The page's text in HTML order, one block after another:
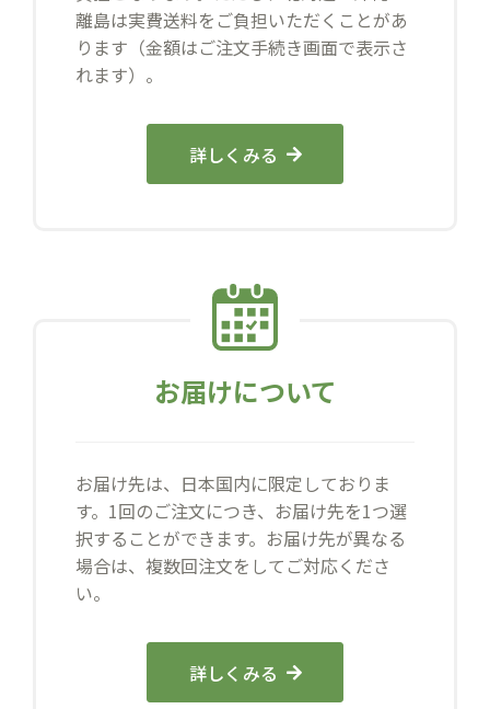
離島は実費送料をご負担いただくことがあ
ります（金額はご注文手続き画面で表示さ
れます）。
詳しくみる
お届けについて
お届け先は、日本国内に限定しておりま
す。1回のご注文につき、お届け先を1つ選
択することができます。お届け先が異なる
場合は、複数回注文をしてご対応くださ
い。
詳しくみる